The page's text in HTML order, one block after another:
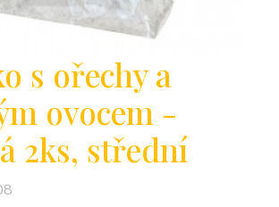
s ořechy a
ovocem -
2ks, střední